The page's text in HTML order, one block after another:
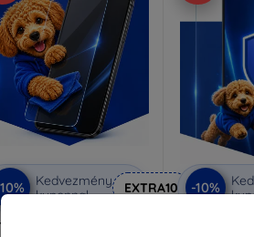
Kedvezmény
kuponnal
EXTRA10
Anti-Shock védőüveg
-10%